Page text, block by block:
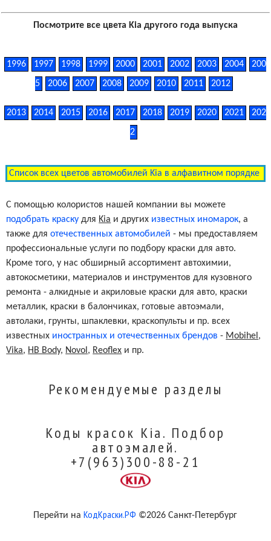
Посмотрите все цвета Kia другого года выпуска
1996 1997 1998 1999 2000 2001 2002 2003 2004
200
5
2006 2007 2008 2009 2010 2011 2012
2013 2014 2015 2016 2017 2018 2019 2020 2021
202
2
Список всех цветов автомобилей Kia в алфавитном порядке
С помощью колористов нашей компании вы можете
подобрать краску для Kia и других известных иномарок, а
также дляотечественных автомобилей - мы предоставляем
профессиональные услуги по подбору краски для авто.
Кроме того, у нас обширный ассортимент автохимии,
автокосметики, материалов и инструментов для кузовного
ремонта - алкидные и акриловые краски для авто, краски
металлик, краски в балончиках, готовые автоэмали,
автолаки, грунты, шпаклевки, краскопульты и пр. всех
известных иностранных и отечественных брендов - Mobihel ,
Vika, HB Body, Novol , Reoflex и пр.
Рекомендуемые разделы
Коды красок Kia. Подбор
автоэмалей.
+7(963)300-88-21
Перейти наКодКраски.РФ ©2026 Санкт-Петербург